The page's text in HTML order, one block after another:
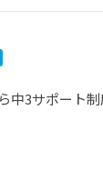
中3サポート